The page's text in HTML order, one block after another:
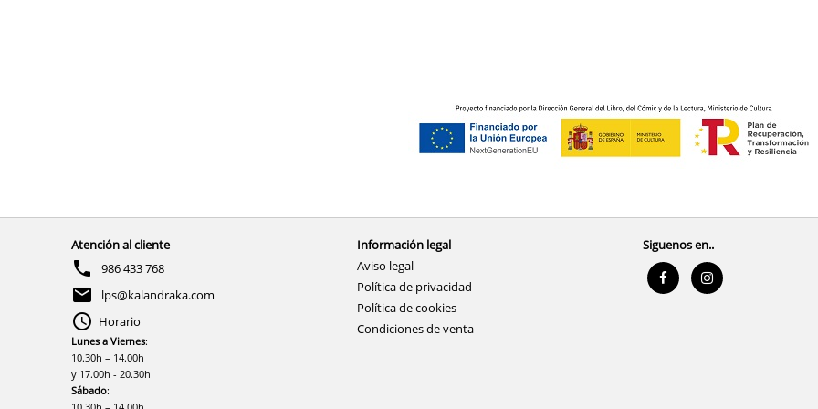
Atención al cliente
986 433 768
lps@kalandraka.com
Horario
Lunes a Viernes:
10.30h – 14.00h
y 17.00h - 20.30h
Sábado:
Información legal
Aviso legal
Política de privacidad
Política de cookies
Condiciones de venta
Siguenos en..